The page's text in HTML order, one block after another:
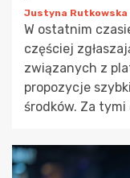
Justyna Rutkowska
W ostatnim
częściej
związanych z
propozycje
środków. Za